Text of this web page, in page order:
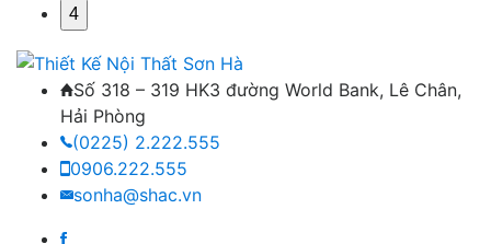
4
Số 318 – 319 HK3 đường World Bank, Lê Chân,
Hải Phòng
(0225) 2.222.555
0906.222.555
sonha@shac.vn